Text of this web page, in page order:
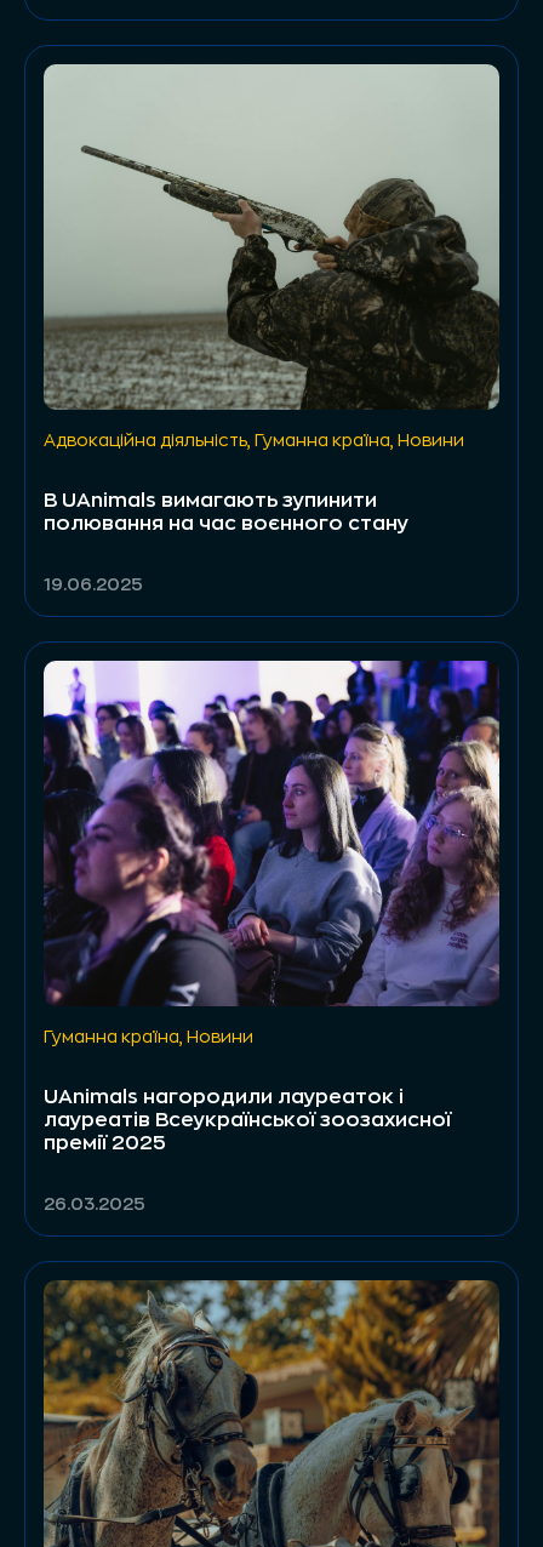
Адвокаційна діяльність Гуманна країна Новини
В UAnimals вимагають зупинити
полювання на час воєнного стану
19.06.2025
Гуманна країна Новини
UAnimals нагородили лауреаток і
лауреатів Всеукраїнської зоозахисної
премії 2025
26.03.2025